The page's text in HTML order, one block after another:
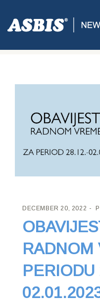
ASBIS CROATIA>PRESS>
PERIODU
DECEMBER 20, 2022
RADNOM